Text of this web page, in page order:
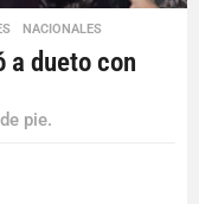
,NACIONALES
a dueto con
pie.